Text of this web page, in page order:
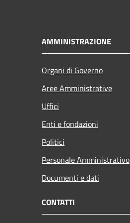
AMMINISTRAZIONE
Organi di Governo
Aree Amministrative
Uffici
Enti e fondazioni
Politici
Personale Amministrativo
Documenti e dati
CONTATTI